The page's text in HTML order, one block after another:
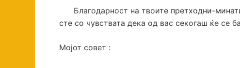
Благодарност на твоите претходни-
сте со чувствата дека од вас секогаш ќе се
Мојот совет :